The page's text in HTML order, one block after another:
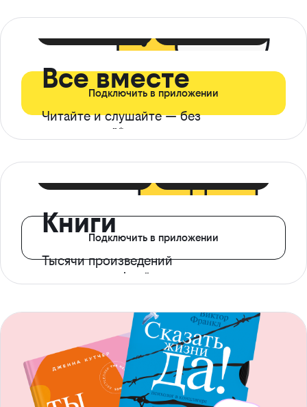
Все вместе
Читайте и слушайте — без
ограничений*
Подключить в приложении
Книги
Тысячи произведений
с доступом офлайн
Подключить в приложении